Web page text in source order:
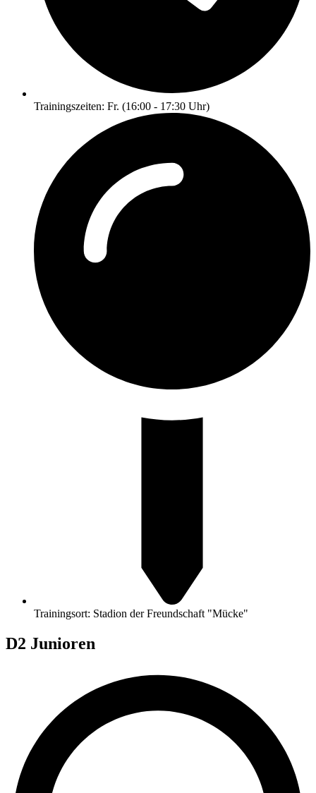
Trainingszeiten: Fr. (16:00 - 17:30 Uhr)
Trainingsort: Stadion der Freundschaft "Mücke"
D2 Junioren